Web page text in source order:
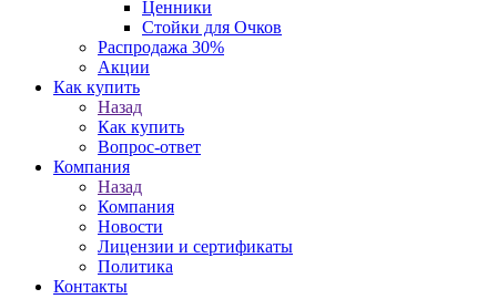
Ценники
Стойки для Очков
Распродажа 30%
Акции
Как купить
Назад
Как купить
Вопрос-ответ
Компания
Назад
Компания
Новости
Лицензии и сертификаты
Политика
Контакты